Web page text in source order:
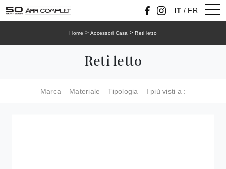
IT / FR
Home > Accessori Casa >Reti letto
Reti letto
Marca Materiale Tipologia I più visti a :